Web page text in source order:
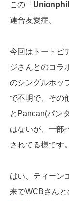
この「
連合友愛症。
今回はトートピ
ジさんとのコラ
のシングルホッ
で不明で、その
とPandan(パン
はないが、一部
されてる様です。
はい、ティーン
来でWCBさんと